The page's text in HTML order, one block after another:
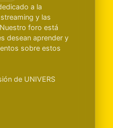
a la
y las
foro está
desean aprender y
sobre estos
de UNIVERS